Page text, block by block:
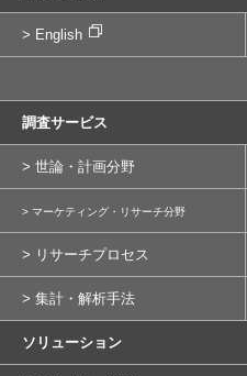
> English
調査サービス
> 世論・計画分野
> マーケティング・リサーチ分野
> リサーチプロセス
> 集計・解析手法
ソリューション